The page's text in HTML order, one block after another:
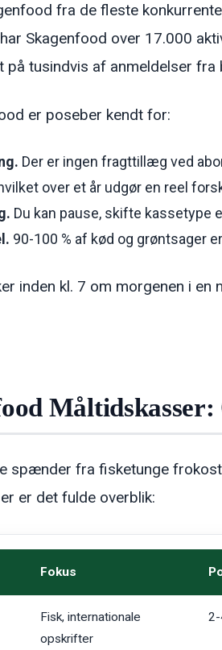
fra de fleste
Skagenfood over 17.000
på tusindvis af anmeldelser
er poseber kendt for:
Der er ingen fragttillæg ved
over et år udgør en reel
Du kan pause, skifte kassetype
90-100 % af kød og grøntsager
inden kl. 7 om morgenen i
spænder fra fisketunge
er det fulde overblik:
Fokus
Fisk, internationale
opskrifter
2-